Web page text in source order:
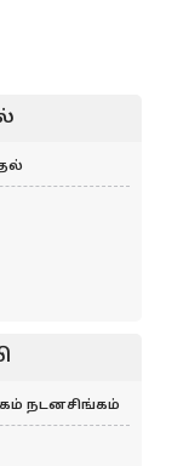
நடனசிங்கம்